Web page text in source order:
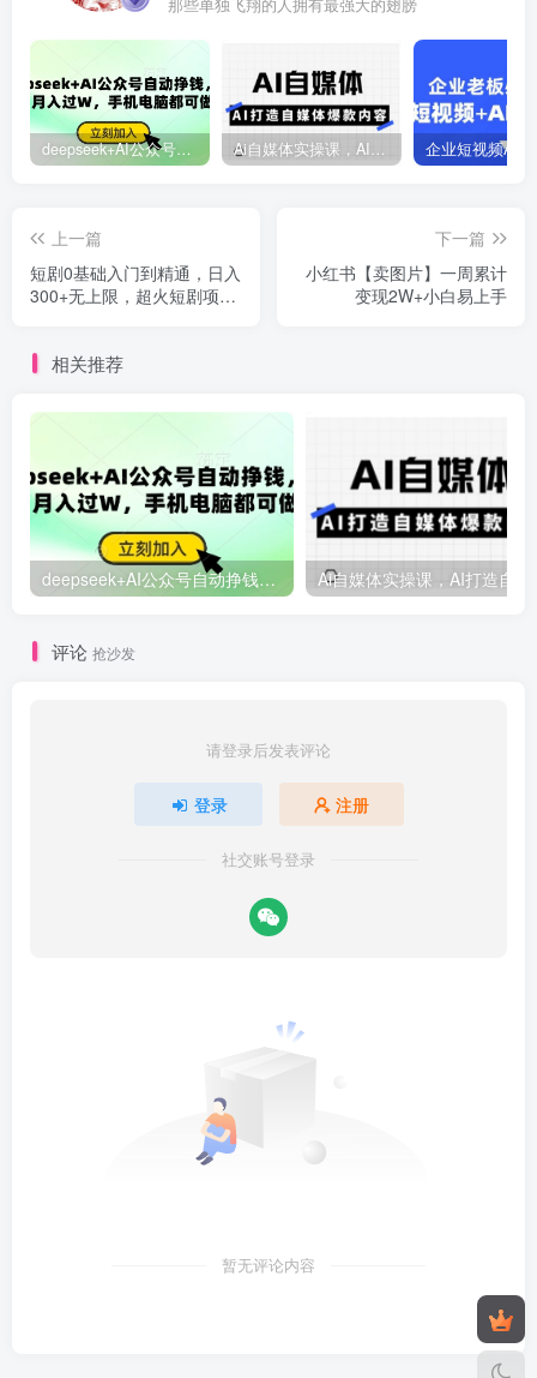
那些单独飞翔的人拥有最强大的翅膀
deepseek+AI公众号自动挣钱，轻松月入过W，手机电脑都可做 Ai自媒体实操课，AI打造自媒体爆款内容
上一篇
短剧0基础入门到精通，日入
300+无上限，超火短剧项目
下一篇
小红书【卖图片】一周累计
变现2W+小白易上手
相关推荐
deepseek+AI公众号自动挣钱，轻松月入过W，手机电脑都可做
评论 抢沙发
请登录后发表评论
登录 注册
社交账号登录
暂无评论内容